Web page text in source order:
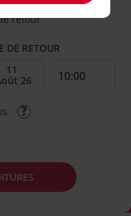
retour
DE RETOUR